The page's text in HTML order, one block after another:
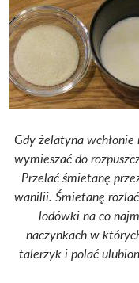
Gdy żelatyna
wymieszać do
Przelać śmietanę
wanilii. Śmietanę
lodówki na co
naczynkach w
talerzyk i polać